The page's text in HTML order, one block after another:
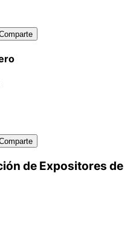
de Expositores de